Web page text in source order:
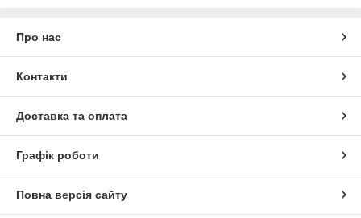
Про нас
Контакти
Доставка та оплата
Графік роботи
Повна версія сайту